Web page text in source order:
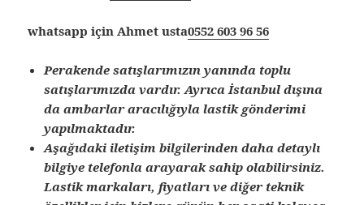
whatsapp için Ahmet usta0552 603 96 56
Perakende satışlarımızın yanında toplu
satışlarımızda vardır. Ayrıca İstanbul dışına
da ambarlar aracılığıyla lastik gönderimi
yapılmaktadır.
Aşağıdaki iletişim bilgilerinden daha detaylı
bilgiye telefonla arayarak sahip olabilirsiniz.
Lastik markaları, fiyatları ve diğer teknik